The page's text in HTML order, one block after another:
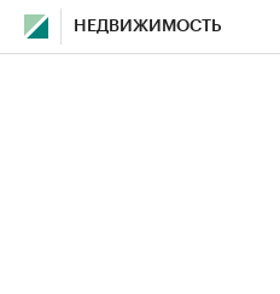
НЕДВИЖИМОСТЬ